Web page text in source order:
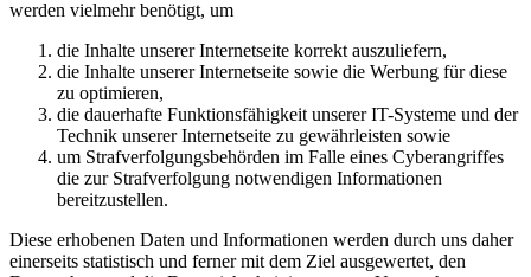
werden vielmehr benötigt, um
die Inhalte unserer Internetseite korrekt auszuliefern,
die Inhalte unserer Internetseite sowie die Werbung für diese
zu optimieren,
die dauerhafte Funktionsfähigkeit unserer IT-Systeme und der
Technik unserer Internetseite zu gewährleisten sowie
um Strafverfolgungsbehörden im Falle eines Cyberangriffes
die zur Strafverfolgung notwendigen Informationen
bereitzustellen.
Diese erhobenen Daten und Informationen werden durch uns daher
einerseits statistisch und ferner mit dem Ziel ausgewertet, den